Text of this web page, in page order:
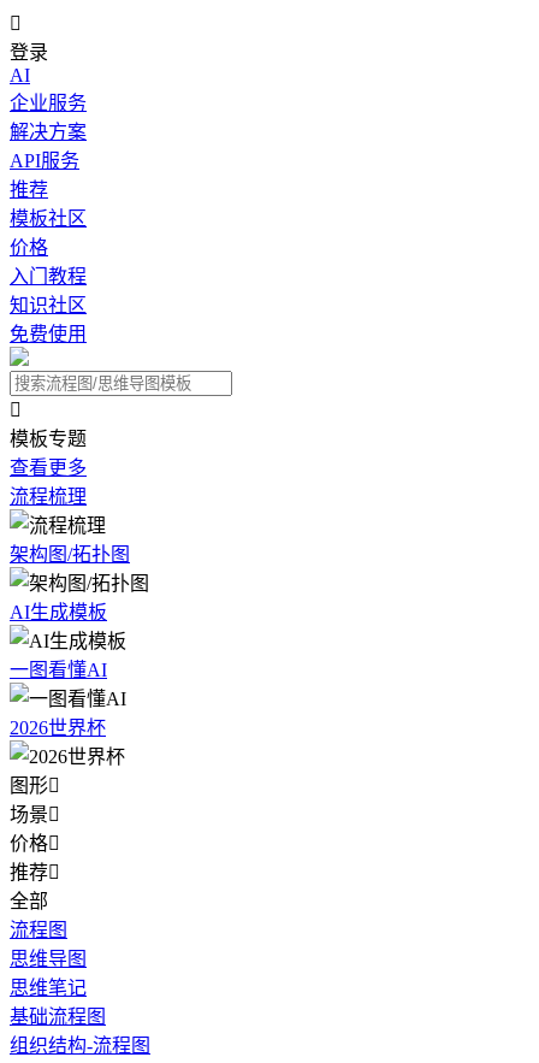

登录
AI
企业服务
解决方案
API服务
推荐
模板社区
价格
入门教程
知识社区
免费使用

模板专题
查看更多
流程梳理
架构图/拓扑图
AI生成模板
一图看懂AI
2026世界杯
图形
场景
价格
推荐
全部
流程图
思维导图
思维笔记
基础流程图
组织结构-流程图